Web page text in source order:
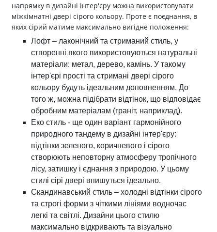
напрямку в дизайні інтер'єру можна використовувати
міжкімнатні двері сірого кольору. Проте є поєднання, в
яких сірий матиме максимально вигідне положення:
Лофт – лаконічний та стриманий стиль, у
створенні якого використовуються натуральні
матеріали: метал, дерево, камінь. У такому
інтер'єрі прості та стримані двері сірого
кольору будуть ідеальним доповненням. До
того ж, можна підібрати відтінок, що відповідає
обробним матеріалам (граніт, наприклад).
Еко стиль - ще один варіант гармонійного
природного тандему в дизайні інтер'єру:
відтінки зеленого, коричневого і сірого
створюють неповторну атмосферу тропічного
лісу, затишку і єднання з природою. У цьому
стилі сірі двері впишуться ідеально.
Скандинавський стиль – холодні відтінки сірого
та строгі форми з чіткими лініями водночас
легкі та світлі. Дизайни цього стилю
максимально відкривають та візуально